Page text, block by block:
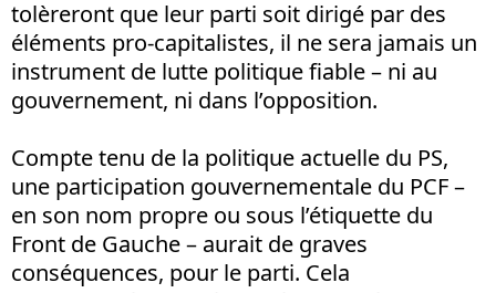
tolèreront que leur parti soit dirigé par des
éléments pro-capitalistes, il ne sera jamais un
instrument de lutte politique fiable – ni au
gouvernement, ni dans l’opposition.
Compte tenu de la politique actuelle du PS,
une participation gouvernementale du PCF –
en son nom propre ou sous l’étiquette du
Front de Gauche – aurait de graves
conséquences, pour le parti. Cela